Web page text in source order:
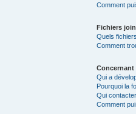
Comment
Fichiers
Quels
Comment
Concernant
Qui a
Pourquoi la
Qui
Comment